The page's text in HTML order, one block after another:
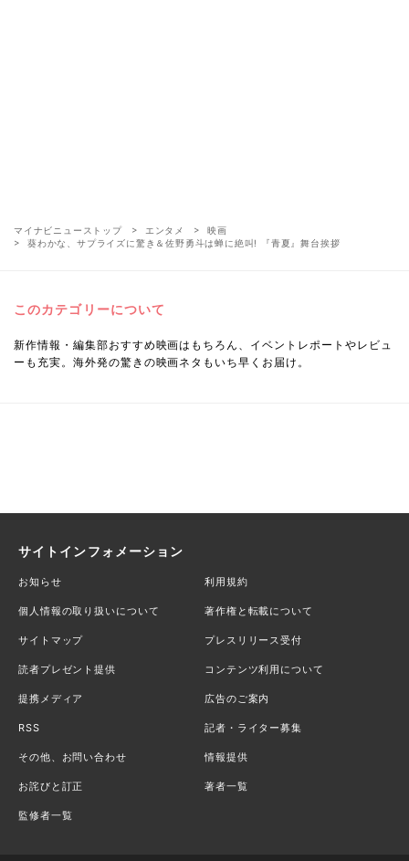
マイナビニューストップ エンタメ
映画
葵わかな、サプライズに驚き＆佐野勇斗は蝉に絶叫! 『青夏』舞台挨拶
このカテゴリーについて
新作情報・編集部おすすめ映画はもちろん、イベントレポートやレビュ
ーも充実。海外発の驚きの映画ネタもいち早くお届け。
サイトインフォメーション
お知らせ 利用規約
個人情報の取り扱いについて 著作権と転載について
サイトマップ プレスリリース受付
読者プレゼント提供 コンテンツ利用について
提携メディア 広告のご案内
RSS 記者・ライター募集
その他、お問い合わせ 情報提供
お詫びと訂正 著者一覧
監修者一覧